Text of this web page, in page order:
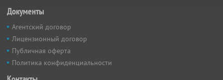
Документы
Агентский договор
Лицензионный договор
Публичная оферта
Политика конфиденциальности